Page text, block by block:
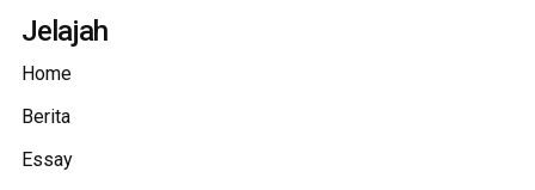
Jelajah
Home
Berita
Essay